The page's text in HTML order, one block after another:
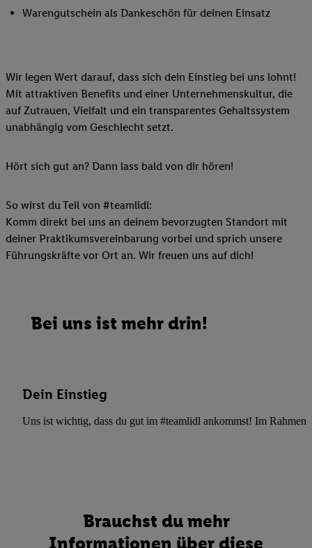
Warengutschein als Dankeschön für deinen Einsatz
Wir legen Wert darauf, dass sich dein Einstieg bei uns lohnt!
Mit attraktiven Benefits und einer Unternehmenskultur, die
auf Zutrauen, Vielfalt und ein transparentes Gehaltssystem
unabhängig vom Geschlecht setzt.
Hört sich gut an? Dann lass bald von dir hören!
So wirst du Teil von #teamlidl:
Komm direkt bei uns an deinem bevorzugten Standort mit
deiner Praktikumsvereinbarung vorbei und sprich unsere
Führungskräfte vor Ort an. Wir freuen uns auf dich!
Bei uns ist mehr drin!
Dein Einstieg
Uns ist wichtig, dass du gut im #teamlidl ankommst! Im Rahmen
Brauchst du mehr
Informationen über diese